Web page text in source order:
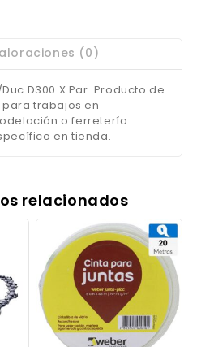
(0)
D300 X Par. Producto de
trabajos en
o ferretería.
en tienda.
relacionados